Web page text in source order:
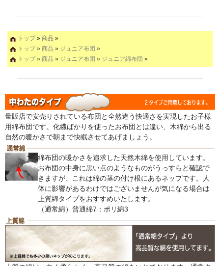
トップ» 商品 »
トップ» 商品 » ジュニア布団 »
トップ» 商品 » ジュニア布団 » ジュニア綿布団 »
量販店で安売りされている布団と全然違う快適さを実現したお子様
用綿布団です。化繊ばかりを使ったお布団とは違い、木綿から出る
自然の暖かさで朝まで快眠させてあげましょう。
綿布団の暖かさを追求した天然木綿を使用しています。
お布団の中身に黒い点のようなものがうっすらと確認で
きますが、これは綿の茎の付け根にあるネップです。人
体に影響があるわけではございませんが気になる場合は
上質綿タイプをおすすめいたします。
（通常綿）普通綿7：ポリ綿3